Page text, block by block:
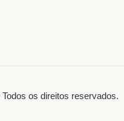
os direitos reservados.